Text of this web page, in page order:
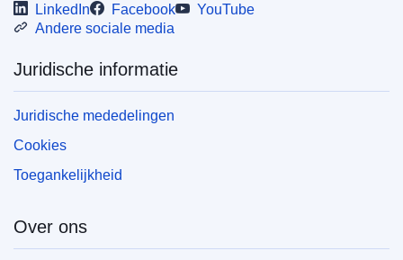
LinkedIn Facebook
YouTube
Andere sociale media
Juridische informatie
Juridische mededelingen
Cookies
Toegankelijkheid
Over ons